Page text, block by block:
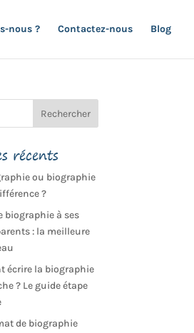
nous ? Contactez-nous Blog
récents
ou biographie
?
biographie à ses
: la meilleure
écrire la biographie
? Le guide étape
de biographie